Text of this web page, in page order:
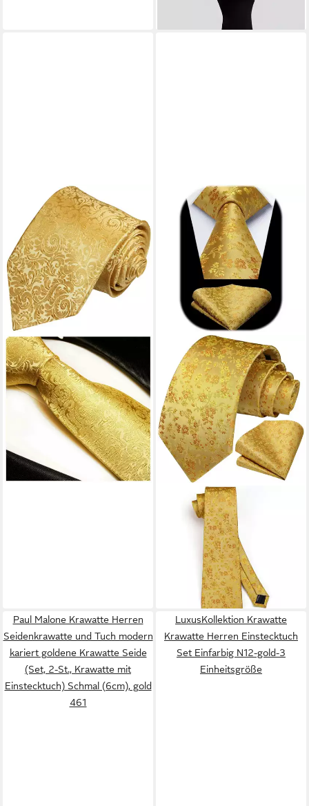
lieferbar - in 3-4 Werktagen bei dir
PAUL MALONE
Krawatte Herren
Seidenkrawatte elegant
barock Schmal (6cm), gold
24,90 €
lieferbar - in 6-7 Werktagen bei dir
LUXUSKOLLEKTION
Krawatte Krawatte
Einstecktuch Herren Seide
Hochzeit G22-gold
Einheitsgröße
lieferbar - in 3-4 Werktagen bei dir
Paul Malone Krawatte Herren
Seidenkrawatte und Tuch modern
kariert goldene Krawatte Seide
(Set, 2-St., Krawatte mit
Einstecktuch) Schmal (6cm), gold
461
LuxusKollektion Krawatte
Krawatte Herren Einstecktuch
Set Einfarbig N12-gold-3
Einheitsgröße